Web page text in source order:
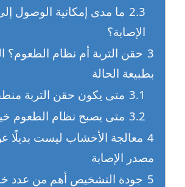
2.3 ما مدى إمكانية الوصول
الإصابة؟
3 حقن التربة أم نظام الطعوم؟
بطبيعة الحالة
3.1 متى يكون حقن التربة
3.2 متى يصبح نظام الطعوم
4 معالجة الأخشاب ليست بديلًا
مصدر الإصابة
5 جودة التشخيص أهم من عدد